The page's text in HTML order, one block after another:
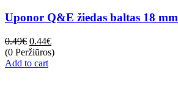
Uponor Q&E žiedas baltas 18 mm
0.49€ 0.44€
(0 Peržiūros)
Add to cart